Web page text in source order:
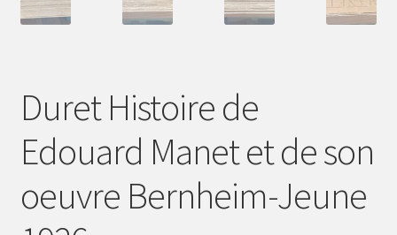
Duret Histoire de
Edouard Manet et de son
oeuvre Bernheim-Jeune